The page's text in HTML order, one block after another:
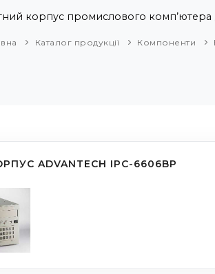
корпус промислового комп’ютера
Каталог продукції Компоненти
ADVANTECH IPC-6606BP